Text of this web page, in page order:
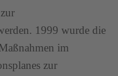
1999 wurde die
im
zur